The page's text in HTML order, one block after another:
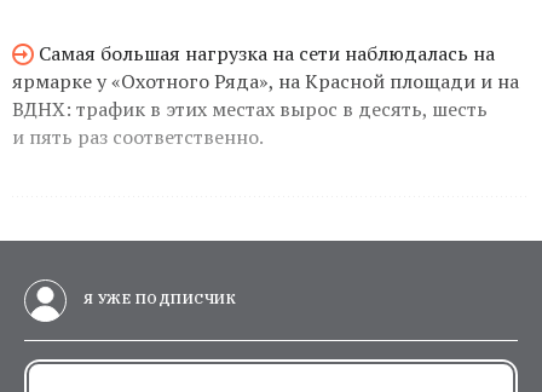
Самая большая нагрузка на сети наблюдалась на
ярмарке у «Охотного Ряда», на Красной площади и на
ВДНХ: трафик в этих местах вырос в десять, шесть
и пять раз соответственно.
Я УЖЕ ПОДПИСЧИК